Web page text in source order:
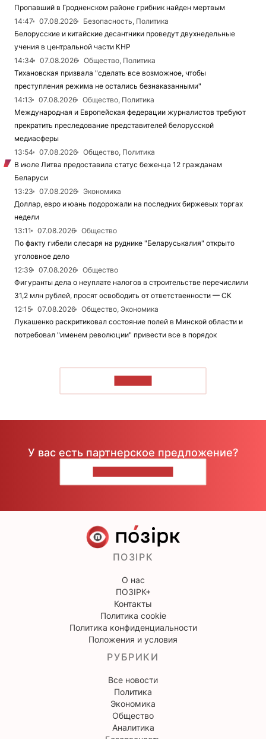
Пропавший в Гродненском районе грибник найден мертвым
14:47
07.08.2026
Безопасность, Политика
Белорусские и китайские десантники проведут двухнедельные
учения в центральной части КНР
14:34
07.08.2026
Общество, Политика
Тихановская призвала "сделать все возможное, чтобы
преступления режима не остались безнаказанными"
14:13
07.08.2026
Общество, Политика
Международная и Европейская федерации журналистов требуют
прекратить преследование представителей белорусской
медиасферы
13:54
07.08.2026
Общество, Политика
В июле Литва предоставила статус беженца 12 гражданам
Беларуси
13:23
07.08.2026
Экономика
Доллар, евро и юань подорожали на последних биржевых торгах
недели
13:11
07.08.2026
Общество
По факту гибели слесаря на руднике "Беларуськалия" открыто
уголовное дело
12:39
07.08.2026
Общество
Фигуранты дела о неуплате налогов в строительстве перечислили
31,2 млн рублей, просят освободить от ответственности — СК
12:15
07.08.2026
Общество, Экономика
Лукашенко раскритиковал состояние полей в Минской области и
потребовал "именем революции" привести все в порядок
У вас есть партнерское предложение?
ПОЗІРК
О нас
ПОЗІРК+
Контакты
Политика cookie
Политика конфиденциальности
Положения и условия
РУБРИКИ
Все новости
Политика
Экономика
Общество
Аналитика